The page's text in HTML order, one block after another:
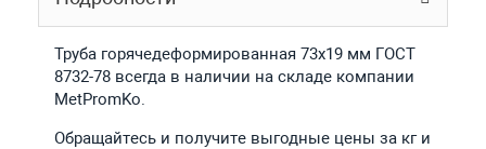
Труба горячедеформированная 73х19 мм ГОСТ
8732-78 всегда в наличии на складе компании
MetPromKo.
Обращайтесь и получите выгодные цены за кг и